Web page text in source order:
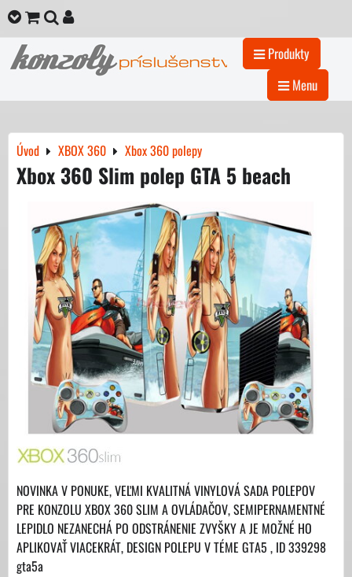
Produkty
Menu
Úvod XBOX 360 Xbox 360 polepy
Xbox 360 Slim polep GTA 5 beach
NOVINKA V PONUKE, VEĽMI KVALITNÁ VINYLOVÁ SADA POLEPOV
PRE KONZOLU XBOX 360 SLIM A OVLÁDAČOV, SEMIPERNAMENTNÉ
LEPIDLO NEZANECHÁ PO ODSTRÁNENIE ZVYŠKY A JE MOŽNÉ HO
APLIKOVAŤ VIACEKRÁT, DESIGN POLEPU V TÉME GTA5 , ID 339298
gta5a